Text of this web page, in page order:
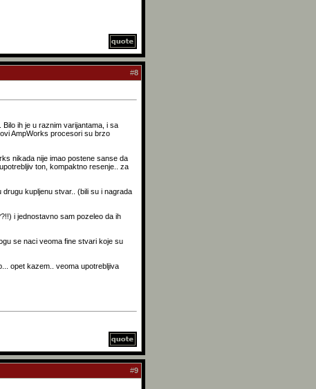
#8
ih je u raznim varijantama, i sa
AmpWorks procesori su brzo
nikada nije imao postene sanse da
ton, kompaktno resenje.. za
kupljenu stvar.. (bili su i nagrada
i jednostavno sam pozeleo da ih
se naci veoma fine stvari koje su
opet kazem.. veoma upotrebljiva
#9